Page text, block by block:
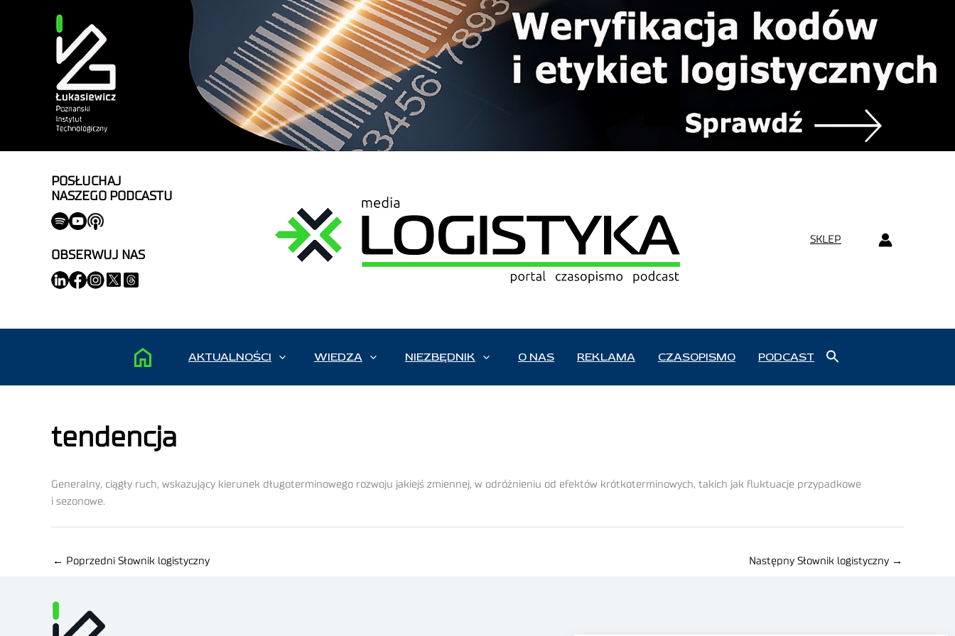
POSŁUCHAJ
NASZEGO PODCASTU
OBSERWUJ NAS
SKLEP
AKTUALNOŚCI WIEDZA NIEZBĘDNIK O NAS REKLAMA CZASOPISMO PODCAST
tendencja
Generalny, ciągły ruch, wskazujący kierunek długoterminowego rozwoju jakiejś zmiennej, w odróżnieniu od efektów krótkoterminowych, takich jak fluktuacje przypadkowe
i sezonowe.
← Poprzedni Słownik logistyczny Następny Słownik logistyczny →